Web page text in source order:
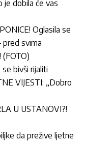
je dobila će vas
Oglasila se
pred svima
(FOTO)
bivši rijaliti
VIJESTI: „Dobro
U USTANOVI?!
da prežive ljetne